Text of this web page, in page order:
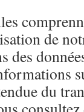
de
des
du